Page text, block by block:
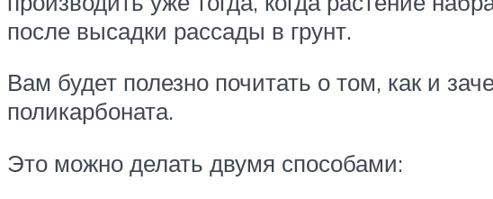
после высадки рассады в грунт.
Вам будет полезно почитать о том, как и
поликарбоната.
Это можно делать двумя способами: